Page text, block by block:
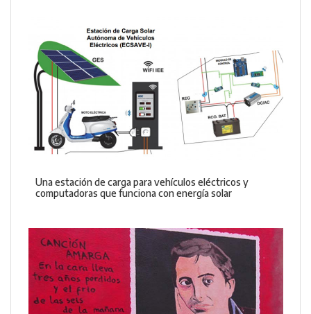
Una estación de carga para vehículos eléctricos y
computadoras que funciona con energía solar